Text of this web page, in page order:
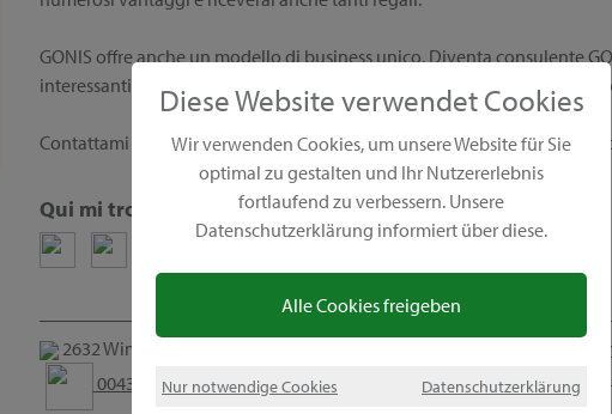
Diese Website verwendet Cookies
Wir verwenden Cookies, um unsere Website für Sie
optimal zu gestalten und Ihr Nutzererlebnis
fortlaufend zu verbessern. Unsere
Datenschutzerklärung informiert über diese.
Alle Cookies freigeben
Nur notwendige Cookies Datenschutzerklärung
GONIS offre anche un modello di business unico. Diventa consulente
interessanti, concorsi fantastici e un lavoro flessibile che ti consente di
Contattami direttamente, e sarò lieta di rispondere alle tue domande. A
Qui mi trovi sui social media
2632 Wimpassing, Österreich
0043 664 2421709